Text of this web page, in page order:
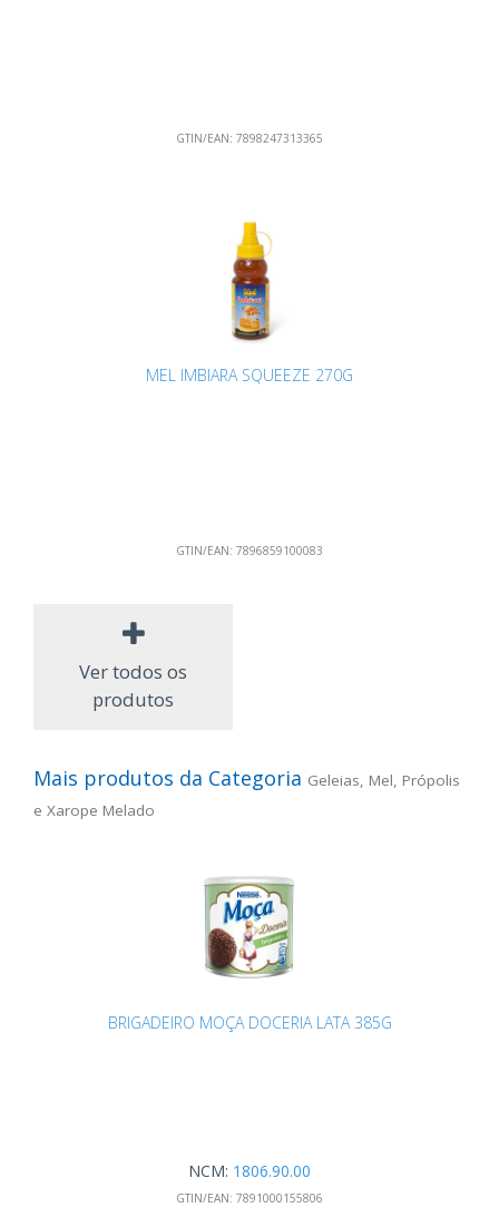
GTIN/EAN: 7898247313365
MEL IMBIARA SQUEEZE 270G
GTIN/EAN: 7896859100083
Ver todos os
produtos
Mais produtos da Categoria Geleias, Mel, Própolis
e Xarope Melado
BRIGADEIRO MOÇA DOCERIA LATA 385G
NCM: 1806.90.00
GTIN/EAN: 7891000155806